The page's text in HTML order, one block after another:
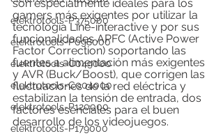
elektrotools-P375000
elektrotools-P098000
elektrotools-C049000
elektrotools-C004000
elektrotools-P120000
elektrotools-P179000
son especialmente ideales para los
gamers más exigentes por utilizar la
tecnología Line-interactive y por sus
funcionalidades APFC (Active Power
Factor Correction) soportando las
fuentes a alimentación más exigentes
y AVR (Buck/Boost), que corrigen las
fluctuaciones de la red eléctrica y
estabilizan la tensión de entrada, dos
factores esenciales para el buen
desarrollo de los videojuegos.